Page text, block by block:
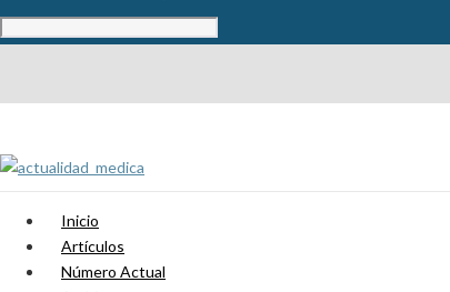
Inicio
Artículos
Número Actual